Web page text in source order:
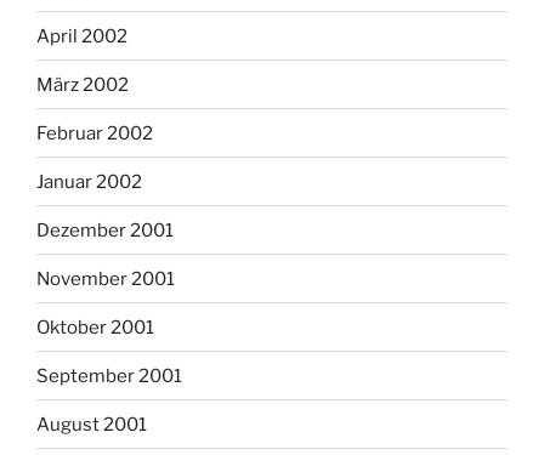
April 2002
März 2002
Februar 2002
Januar 2002
Dezember 2001
November 2001
Oktober 2001
September 2001
August 2001